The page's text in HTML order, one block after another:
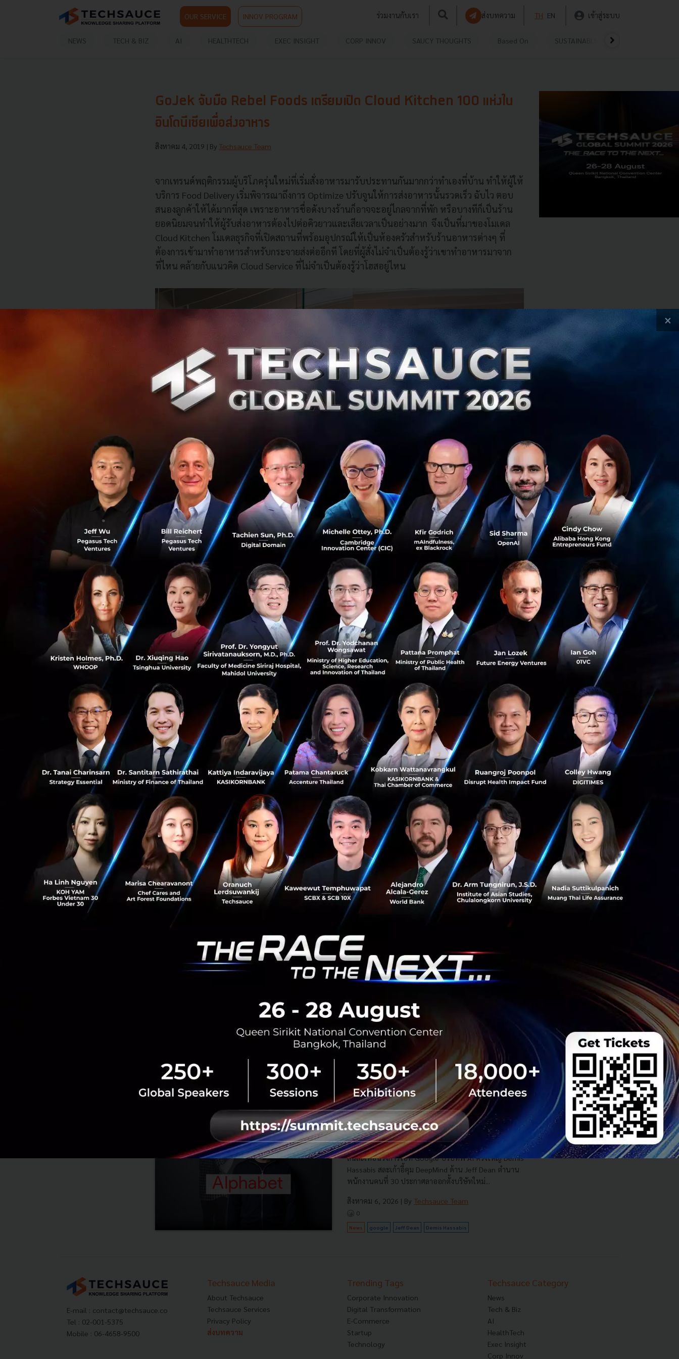
OUR SERVICE INNOV PROGRAM ร่วมงานกับเรา ส่งบทความ TH EN เข้าสู่ระบบ
NEWS TECH & BIZ AI HEALTHTECH EXEC INSIGHT CORP INNOV SAUCY THOUGHTS Based On SUSTAINABLE
0
586
GoJek จับมือ Rebel Foods เตรียมเปิด Cloud Kitchen 100 แห่งใน
อินโดนีเซียเพื่อส่งอาหาร
สิงหาคม 4, 2019 | By Techsauce Team
จากเทรนด์พฤติกรรมผู้บริโภครุ่นใหม่ที่เริ่มสั่งอาหารมารับประทานกันมากกว่าทำเองที่บ้าน ทำให้ผู้ให้
บริการ Food Delivery เริ่มพิจารณาถึงการ Optimize ปรับจูนให้การส่งอาหารนั้นรวดเร็ว ฉับไว ตอบ
สนองลูกค้าให้ได้มากที่สุด เพราะอาหารชื่อดังบางร้านก็อาจจะอยู่ไกลจากที่พัก หรือบางทีก็เป็นร้าน
ยอดนิยมจนทำให้ผู้รับส่งอาหารต้องไปต่อคิวยาวและเสียเวลาเป็นอย่างมาก จึงเป็นที่มาของโมเดล
Cloud Kitchen โมเดลธุรกิจที่เปิดสถานที่พร้อมอุปกรณ์ให้เป็นห้องครัวสำหรับร้านอาหารต่างๆ ที่
ต้องการเข้ามาทำอาหารสำหรับกระจายส่งต่ออีกที โดยที่ผู้สั่งไม่จำเป็นต้องรู้ว่าเขาทำอาหารมาจาก
ที่ไหน คล้ายกับแนวคิด Cloud Service ที่ไม่จำเป็นต้องรู้ว่าโฮสอยู่ไหน
Photo: GO-JEK
เทรนด์นี้จริงๆ แล้วไม่ใช่เรื่องใหม่ เพราะที่เยอรมันก็มีผู้ให้บริการอย่าง Keatz ,ในสหรัฐก็มีผู้เล่นอย่าง
Cloud Kitchensที่มีนักลงทุนอย่างTravis Kalanick (ผู้ร่วมก่อตั้งUber)
เปลี่ยนพื้นที่อสังหาฯ ที่ซบเซา
มาทำเป็นครัว และในอินเดียก็มีผู้เล่นอย่าง
Rebel Foodsซึ่งGoJek
พึ่งลงทุนไปนั้น ทั้งคู่เตรียม
Cloud Kitchens มาเปิด ในอินโดนีเซียกว่า 100 แห่งในช่วง
เดือนข้างหน้านี้ โดยมีอาหารที่
หลากหลายตั้งแต่อาหารจีน อาหารท้องถิ่น
Nasi Gorengอาหารมุสลิมต่างๆ เป็นต้น สำหรับ
GoJek
โมเดลนี้ยังเริ่มต้นที่อินโดนีเซียก่อน แต่ฟากของ
Grabที่ไทยเราแว่วๆ ว่าจะทำCloud Kitchen เองด้วย
ธุรกิจ Food Delivery หลายคนยังสงสัยว่าระยะยาวจะเป็นเช่นไร เพราะต้องทุนหนา สายป่านยาวจริงๆ
เลยไม่น่าแปลกใจที่จะเห็นการระดมทุนกันอยู่เรื่อยๆ ของธุรกิจสายนี้ นอกจากต้องสู้ทั้งเรื่องราคา โปร
โมชั่น นำเสนอบริการที่ดี และการควบคุมค่าใช้จ่ายให้ได้มากที่สุด โมเดลของ Cloud Kitchen แม้ต้อง
ลงทุนช่วงแรกพอสมควร แต่อาจมาช่วยเรื่องค่าใช้จ่ายในระยะยาวได้
ที่มา:Straitstimes
News gojek Cloud Kitchen
No comment
RELATED ARTICLE
3 เรื่องที่ประเทศไทยต้อง Focus สร้างคน–
นวัตกรรม–ปฏิรูประบบราชการ เพื่อยกระดับขีดความ
สามารถประเทศ
นายอนุทิน ชาญวีรกูล นายกรัฐมนตรีและรัฐมนตรีว่าการ
กระทรวงมหาดไทย กล่าวปาฐกถาพิเศษในหัวข้อ “ฝ่าวิกฤติ
รับมือระเบียบโลกใหม่” ในงาน The INTANIA Forum...
สิงหาคม 6, 2026 Techsauce Team
News
BOI รื้อเกณฑ์ Data Center ชู 4 มิติดันไทยสู่ฮับ AI
ยั่งยืน คุมเข้มใช้พลังงาน ทรัพยากรน้ำ พร้อมตอบโจทย์
บีโอไอขานรับระเบียบใหม่คุมดาต้าเซ็นเตอร์ตามมติ ครม.
เดินหน้ายกเครื่องเกณฑ์คัดกรองโครงการด้วย 4 มิติ พร้อม
เปิดข้อมูล 42 โครงการ ลงทุนรวม 7.5 แสนล้านบาท
ครอบคลุมประโยชน์ต่อประเทศ พลั...
สิงหาคม 6, 2026 | By Techsauce Team
0
News AI BOI Cloud Data Center
Demis Hassabis ขึ้นคุม หัวเรือ AI ของ Alphabet
แล้ว หลัง Jeff Dean พนักงานระดับตำนานลาออกไป
ตั้ง Startup ของตัวเอง
สั่นสะเทือนวงการไอที Google ปรับทัพ AI ครั้งใหญ่ Demis
Hassabis สละเก้าอี้คุม DeepMind ด้าน Jeff Dean ตำนาน
พนักงานคนที่ 30 ประกาศลาออกตั้งบริษัทใหม่...
สิงหาคม 6, 2026 | By Techsauce Team
0
News google Jeff Dean Demis Hassabis
E-mail : contact@techsauce.co
Tel : 02-001-5375
Mobile : 06-4658-9500
Techsauce Media
About Techsauce
Techsauce Services
Privacy Policy
ส่งบทความ
Trending Tags
Corporate Innovation
Digital Transformation
E-Commerce
Startup
Technology
Techsauce Category
News
Tech & Biz
AI
HealthTech
Exec Insight
Corp Innov
×